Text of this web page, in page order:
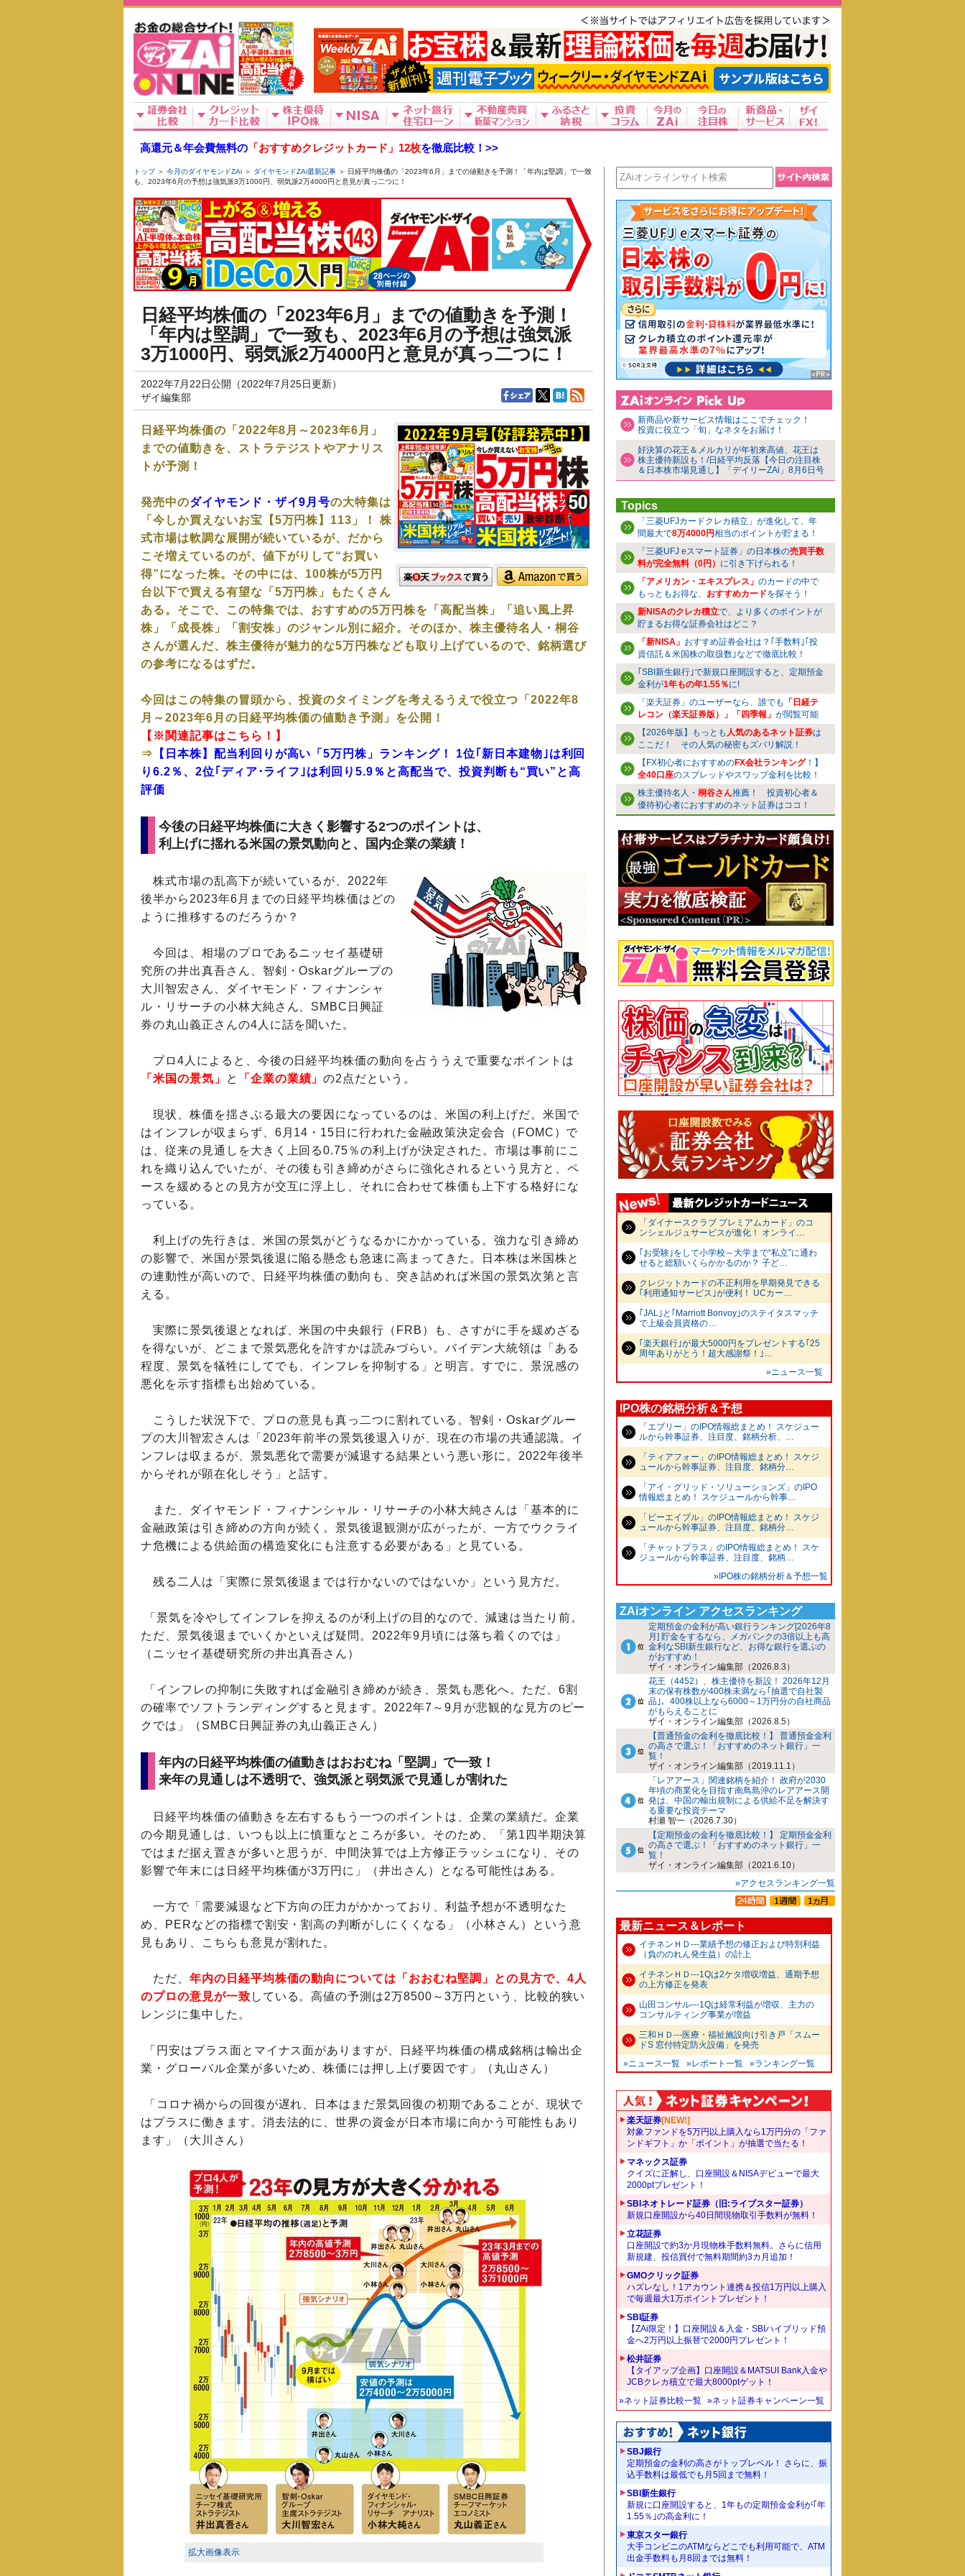
高還元＆年会費無料の 「おすすめクレジットカード」12枚を徹底比較！>>
トップ＞ 今月のダイヤモンドZAi ＞ ダイヤモンドZAi最新記事 ＞ 日経平均株価の「2023年6月」までの値動きを予測！「年内は堅調」で一致
も、2023年6月の予想は強気派3万1000円、弱気派2万4000円と意見が真っ二つに！
日経平均株価の「2023年6月」までの値動きを予測！
「年内は堅調」で一致も、2023年6月の予想は強気派
3万1000円、弱気派2万4000円と意見が真っ二つに！
2022年7月22日公開（2022年7月25日更新）
ザイ編集部
日経平均株価の「2022年8月～2023年6月」
までの値動きを、ストラテジストやアナリス
トが予測！
発売中のダイヤモンド・ザイ9月号の大特集は
「今しか買えないお宝【5万円株】113」！ 株
式市場は軟調な展開が続いているが、だから
こそ増えているのが、値下がりして“お買い
得”になった株。その中には、100株が5万円
台以下で買える有望な「5万円株」もたくさん
ある。そこで、この特集では、おすすめの5万円株を「高配当株」「追い風上昇
株」「成長株」「割安株」のジャンル別に紹介。そのほか、株主優待名人・桐谷
さんが選んだ、株主優待が魅力的な5万円株なども取り上げているので、銘柄選び
の参考になるはずだ。
今回はこの特集の冒頭から、投資のタイミングを考えるうえで役立つ「2022年8
月～2023年6月の日経平均株価の値動き予測」を公開！
【※関連記事はこちら！】
⇒ 【日本株】配当利回りが高い「5万円株」ランキング！ 1位｢新日本建物｣は利回
り6.2％、2位｢ディア･ライフ｣は利回り5.9％と高配当で、投資判断も“買い”と高
評価
今後の日経平均株価に大きく影響する2つのポイントは、
利上げに揺れる米国の景気動向と、国内企業の業績！
株式市場の乱高下が続いているが、2022年
後半から2023年6月までの日経平均株価はどの
ように推移するのだろうか？
今回は、相場のプロであるニッセイ基礎研
究所の井出真吾さん、智剣・Oskarグループの
大川智宏さん、ダイヤモンド・フィナンシャ
ル・リサーチの小林大純さん、SMBC日興証
券の丸山義正さんの4人に話を聞いた。
プロ4人によると、今後の日経平均株価の動向を占ううえで重要なポイントは
「米国の景気」
と 「企業の業績」の2点だという。
現状、株価を揺さぶる最大の要因になっているのは、米国の利上げだ。米国で
はインフレが収まらず、6月14・15日に行われた金融政策決定会合（FOMC）で
は、従来の見通しを大きく上回る0.75％の利上げが決定された。市場は事前にこ
れを織り込んでいたが、その後も引き締めがさらに強化されるという見方と、ペ
ースを緩めるとの見方が交互に浮上し、それに合わせて株価も上下する格好にな
っている。
利上げの先行きは、米国の景気がどうなるかにかかっている。強力な引き締め
の影響で、米国が景気後退に陥る懸念も急速に高まってきた。日本株は米国株と
の連動性が高いので、日経平均株価の動向も、突き詰めれば米国の景気次第と言
える。
実際に景気後退となれば、米国の中央銀行（FRB）も、さすがに手を緩めざる
を得ないが、どこまで景気悪化を許すかは読みづらい。バイデン大統領は「ある
程度、景気を犠牲にしてでも、インフレを抑制する」と明言。すでに、景況感の
悪化を示す指標も出始めている。
こうした状況下で、プロの意見も真っ二つに割れている。智剣・Oskarグルー
プの大川智宏さんは「2023年前半の景気後退入りが、現在の市場の共通認識。イ
ンフレは収まるが、景気悪化で需要が減退する結果という悪い形に。2022年後半
からそれが顕在化しそう」と話す。
また、ダイヤモンド・フィナンシャル・リサーチの小林大純さんは「基本的に
金融政策は引き締めの方向が続く。景気後退観測が広がったが、一方でウクライ
ナ危機による供給面の構造変化にも注意する必要がある」と見ている。
残る二人は「実際に景気後退までは行かないのではないか」という見方だ。
「景気を冷やしてインフレを抑えるのが利上げの目的なので、減速は当たり前。
ただ、景気後退までいくかといえば疑問。2022年9月頃には落ち着くのでは」
（ニッセイ基礎研究所の井出真吾さん）
「インフレの抑制に失敗すれば金融引き締めが続き、景気も悪化へ。ただ、6割
の確率でソフトランディングすると見ます。2022年7～9月が悲観的な見方のピー
クでは」（SMBC日興証券の丸山義正さん）
年内の日経平均株価の値動きはおおむね「堅調」で一致！
来年の見通しは不透明で、強気派と弱気派で見通しが割れた
日経平均株価の値動きを左右するもう一つのポイントは、企業の業績だ。企業
の今期見通しは、いつも以上に慎重なところが多い。そのため、「第1四半期決算
ではまだ据え置きが多いと思うが、中間決算では上方修正ラッシュになり、その
影響で年末には日経平均株価が3万円に」（井出さん）となる可能性はある。
一方で「需要減退など下方向の圧力がかかっており、利益予想が不透明なた
め、PERなどの指標で割安・割高の判断がしにくくなる」（小林さん）という意
見もあり、こちらも意見が割れた。
ただ、 年内の日経平均株価の動向については「おおむね堅調」との見方で、4人
のプロの意見が一致 している。高値の予測は2万8500～3万円という、比較的狭い
レンジに集中した。
「円安はプラス面とマイナス面がありますが、日経平均株価の構成銘柄は輸出企
業・グローバル企業が多いため、株価には押し上げ要因です」（丸山さん）
「コロナ禍からの回復が遅れ、日本はまだ景気回復の初期であることが、現状で
はプラスに働きます。消去法的に、世界の資金が日本市場に向かう可能性もあり
ます」（大川さん）
拡大画像表示
新商品や新サービス情報はここでチェック！
投資に役立つ「旬」なネタをお届け！
好決算の花王＆メルカリが年初来高値、花王は
株主優待新設も！/日経平均反落【今日の注目株
＆日本株市場見通し】「デイリーZAi」8月6日号
Topics
「三菱UFJカードクレカ積立」が進化して、年
間最大で8万4000円相当のポイントが貯まる！
「三菱UFJ eスマート証券」の日本株の売買手数
料が完全無料（0円） に引き下げられる！
「アメリカン・エキスプレス」 のカードの中で
もっともお得な、 おすすめカードを探そう！
新NISAのクレカ積立で、より多くのポイントが
貯まるお得な証券会社はどこ？
「新NISA」 おすすめ証券会社は？｢手数料｣｢投
資信託＆米国株の取扱数｣などで徹底比較！
｢SBI新生銀行｣で新規口座開設すると、定期預金
金利が1年もの年1.55％に!
「楽天証券」のユーザーなら、誰でも
「日経テ
レコン（楽天証券版）」「四季報」 が閲覧可能
【2026年版】もっとも 人気のあるネット証券は
ここだ！ その人気の秘密もズバリ解説！
【FX初心者におすすめのFX会社ランキング！】
全40口座のスプレッドやスワップ金利を比較！
株主優待名人・ 桐谷さん推薦！ 投資初心者＆
優待初心者におすすめのネット証券はココ！
「ダイナースクラブ プレミアムカード」のコ
ンシェルジュサービスが進化！ オンライ…
｢お受験｣をして小学校～大学まで“私立”に通わ
せると総額いくらかかるのか？ 子ど…
クレジットカードの不正利用を早期発見できる
｢利用通知サービス｣が便利！ UCカー…
｢JAL｣と｢Marriott Bonvoy｣のステイタスマッチ
で上級会員資格の…
｢楽天銀行｣が最大5000円をプレゼントする｢25
周年ありがとう！超大感謝祭！｣…
»ニュース一覧
IPO株の銘柄分析＆予想
「エブリー」のIPO情報総まとめ！ スケジュー
ルから幹事証券、注目度、銘柄分析、…
「ティアフォー」のIPO情報総まとめ！ スケジ
ュールから幹事証券、注目度、銘柄分…
「アイ・グリッド・ソリューションズ」のIPO
情報総まとめ！ スケジュールから幹事…
「ビーエイブル」のIPO情報総まとめ！ スケジ
ュールから幹事証券、注目度、銘柄分…
「チャットプラス」のIPO情報総まとめ！ スケ
ジュールから幹事証券、注目度、銘柄…
»IPO株の銘柄分析＆予想一覧
ZAiオンライン アクセスランキング
定期預金の金利が高い銀行ランキング[2026年8
月] 貯金をするなら、メガバンクの3倍以上も高
金利なSBI新生銀行など、お得な銀行を選ぶの
がおすすめ！
ザイ・オンライン編集部（2026.8.3）
花王（4452）、株主優待を新設！ 2026年12月
末の保有株数が400株未満なら｢抽選で自社製
品｣、400株以上なら6000～1万円分の自社商品
がもらえることに
ザイ・オンライン編集部（2026.8.5）
【普通預金の金利を徹底比較！】 普通預金金利
の高さで選ぶ！「おすすめのネット銀行」一
覧！
ザイ・オンライン編集部（2019.11.1）
「レアアース」関連銘柄を紹介！ 政府が2030
年頃の商業化を目指す南鳥島沖のレアアース開
発は、中国の輸出規制による供給不足を解決す
る重要な投資テーマ
村瀬 智一（2026.7.30）
【定期預金の金利を徹底比較！】 定期預金金利
の高さで選ぶ！「おすすめのネット銀行」一
覧！
ザイ・オンライン編集部（2021.6.10）
»アクセスランキング一覧
最新ニュース＆レポート
イチネンＨＤ---業績予想の修正および特別利益
（負ののれん発生益）の計上
イチネンＨＤ---1Qは2ケタ増収増益、通期予想
の上方修正を発表
山田コンサル---1Qは経常利益が増収、主力の
コンサルティング事業が増益
三和ＨＤ---医療・福祉施設向け引き戸「スムー
ドS 窓付特定防火設備」を発売
»ニュース一覧
»レポート一覧 »ランキング一覧
楽天証券[NEW!]
対象ファンドを5万円以上購入なら1万円分の「ファ
ンドギフト」か「ポイント」が抽選で当たる！
マネックス証券
クイズに正解し、口座開設＆NISAデビューで最大
2000ptプレゼント！
SBIネオトレード証券（旧:ライブスター証券）
新規口座開設から40日間現物取引手数料が無料！
立花証券
口座開設で約3か月現物株手数料無料。さらに信用
新規建、投信買付で無料期間約3カ月追加！
GMOクリック証券
ハズレなし！1アカウント連携＆投信1万円以上購入
で毎週最大1万ポイントプレゼント！
SBI証券
【ZAi限定！】口座開設＆入金・SBIハイブリッド預
金へ2万円以上振替で2000円プレゼント！
松井証券
【タイアップ企画】口座開設＆MATSUI Bank入金や
JCBクレカ積立で最大8000ptゲット！
»ネット証券比較一覧 »ネット証券キャンペーン一覧
SBJ銀行
定期預金の金利の高さがトップレベル！ さらに、振
込手数料は最低でも月5回まで無料！
SBI新生銀行
新規に口座開設すると、1年もの定期預金金利が｢年
1.55％｣の高金利に！
東京スター銀行
大手コンビニのATMならどこでも利用可能で、ATM
出金手数料も月8回までは無料！